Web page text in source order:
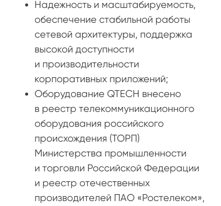
Надежность и масштабируемость,
обеспечение стабильной работы
сетевой архитектуры, поддержка
высокой доступности
и производительности
корпоративных приложений;
Оборудование QTECH внесено
в реестр телекоммуникационного
оборудования российского
происхождения (ТОРП)
Министерства промышленности
и торговли Российской Федерации
и реестр отечественных
производителей ПАО «Ростелеком»,